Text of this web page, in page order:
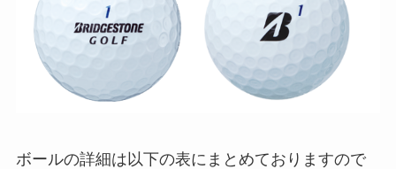
ボールの詳細は以下の表にまとめておりますので